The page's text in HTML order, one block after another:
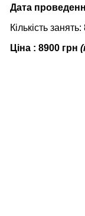
Дата
Кількість
Ціна : 8900 грн